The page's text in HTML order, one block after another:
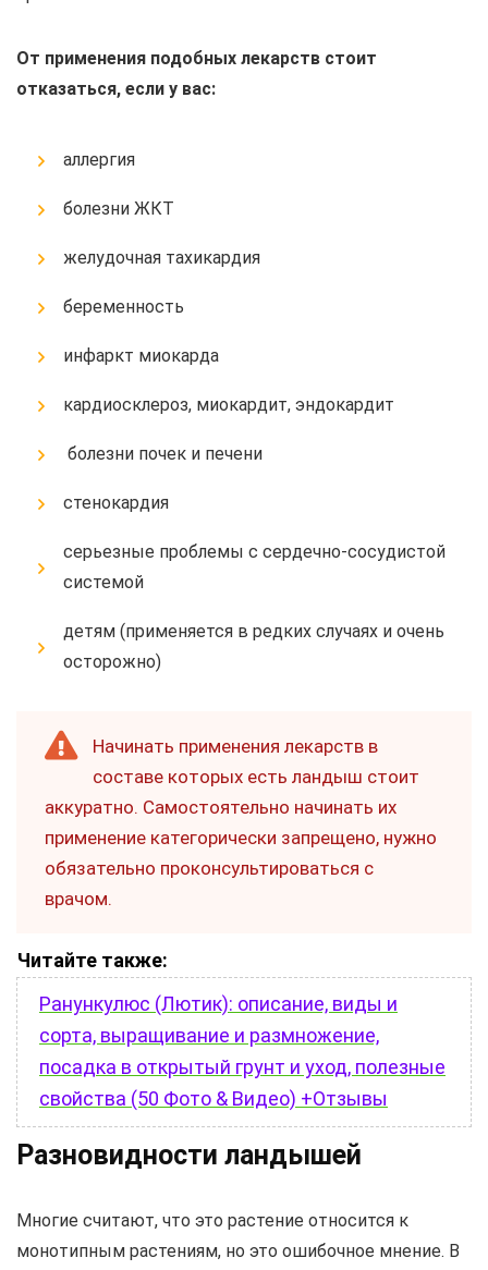
От применения подобных лекарств стоит
отказаться, если у вас:
аллергия
болезни ЖКТ
желудочная тахикардия
беременность
инфаркт миокарда
кардиосклероз, миокардит, эндокардит
болезни почек и печени
стенокардия
серьезные проблемы с сердечно-сосудистой
системой
детям (применяется в редких случаях и очень
осторожно)
Начинать применения лекарств в
составе которых есть ландыш стоит
аккуратно. Самостоятельно начинать их
применение категорически запрещено, нужно
обязательно проконсультироваться с
врачом.
Читайте также:
Ранункулюс (Лютик): описание, виды и
сорта, выращивание и размножение,
посадка в открытый грунт и уход, полезные
свойства (50 Фото & Видео) +Отзывы
Разновидности ландышей
Многие считают, что это растение относится к
монотипным растениям, но это ошибочное мнение. В